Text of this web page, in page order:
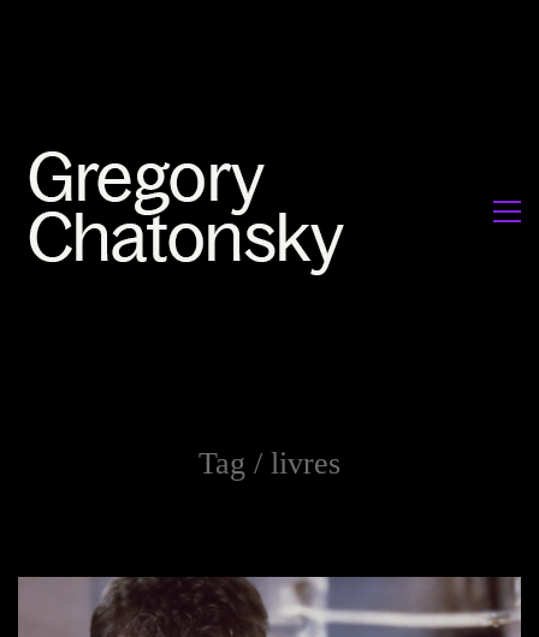
Tag / livres